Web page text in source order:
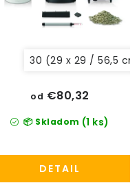
O nás
30 (29 x 29 / 56,5
📦 Skladom (1 ks)
od €80,32
DETAIL